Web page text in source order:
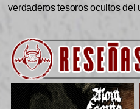
verdaderos tesoros ocultos del